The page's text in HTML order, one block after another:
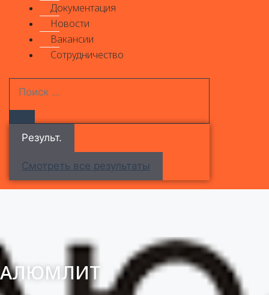
Документация
Новости
Вакансии
Сотрудничество
Результ.
Смотреть все результаты
АЛЮМЛИТ